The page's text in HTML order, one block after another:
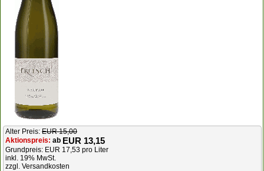
Alter Preis: EUR 15,00
Aktionspreis: ab EUR 13,15
Grundpreis: EUR 17,53 pro Liter
inkl. 19% MwSt.
zzgl. Versandkosten